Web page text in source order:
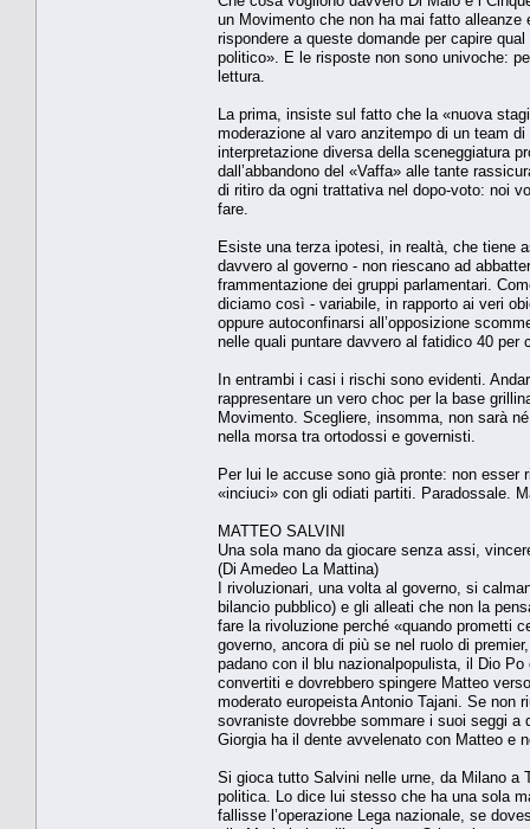
un Movimento che non ha mai fatto
rispondere a queste domande per capire
politico». E le risposte non sono univoche:
lettura.
La prima, insiste sul fatto che la «nuova
moderazione al varo anzitempo di un team
interpretazione diversa della sceneggiatura
dall’abbandono del «Vaffa» alle tante
di ritiro da ogni trattativa nel dopo-voto: noi
fare.
Esiste una terza ipotesi, in realtà, che tiene
davvero al governo - non riescano ad
frammentazione dei gruppi parlamentari.
diciamo così - variabile, in rapporto ai veri
oppure autoconfinarsi all’opposizione
nelle quali puntare davvero al fatidico 40 per
In entrambi i casi i rischi sono evidenti.
rappresentare un vero choc per la base
Movimento. Scegliere, insomma, non sarà
nella morsa tra ortodossi e governisti.
Per lui le accuse sono già pronte: non
«inciuci» con gli odiati partiti. Paradossale.
MATTEO SALVINI
Una sola mano da giocare senza assi,
(Di Amedeo La Mattina)
I rivoluzionari, una volta al governo, si
bilancio pubblico) e gli alleati che non la
fare la rivoluzione perché «quando prometti
governo, ancora di più se nel ruolo di
padano con il blu nazionalpopulista, il Dio
convertiti e dovrebbero spingere Matteo
moderato europeista Antonio Tajani. Se non
sovraniste dovrebbe sommare i suoi seggi a
Giorgia ha il dente avvelenato con Matteo e
Si gioca tutto Salvini nelle urne, da Milano a
politica. Lo dice lui stesso che ha una sola
fallisse l’operazione Lega nazionale, se